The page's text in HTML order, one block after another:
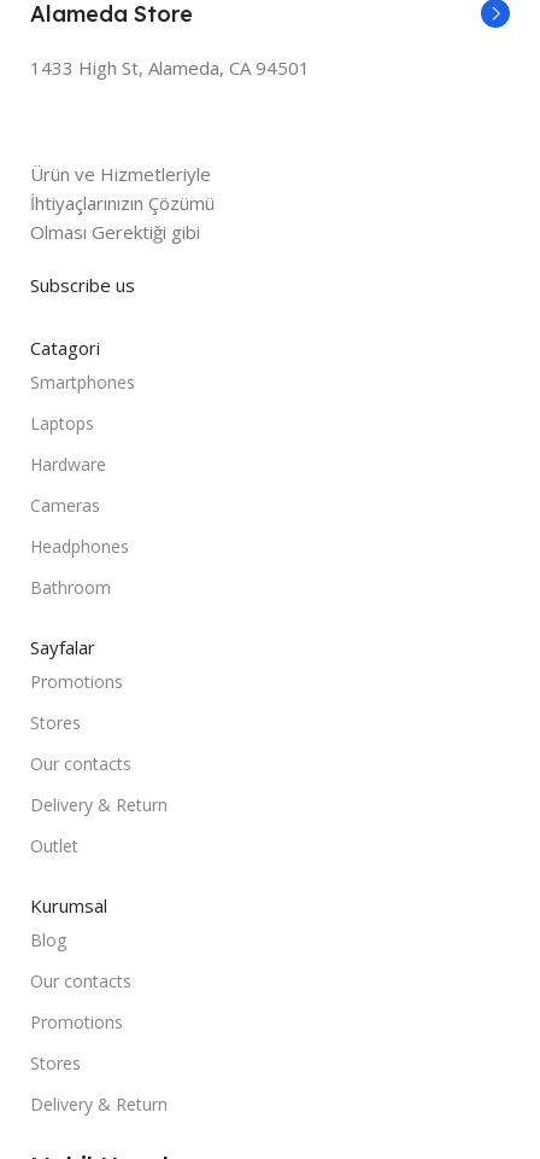
Alameda Store
1433 High St, Alameda, CA 94501
Ürün ve Hizmetleriyle
İhtiyaçlarınızın Çözümü
Olması Gerektiği gibi
Subscribe us
Catagori
Smartphones
Laptops
Hardware
Cameras
Headphones
Bathroom
Sayfalar
Promotions
Stores
Our contacts
Delivery & Return
Outlet
Kurumsal
Blog
Our contacts
Promotions
Stores
Delivery & Return